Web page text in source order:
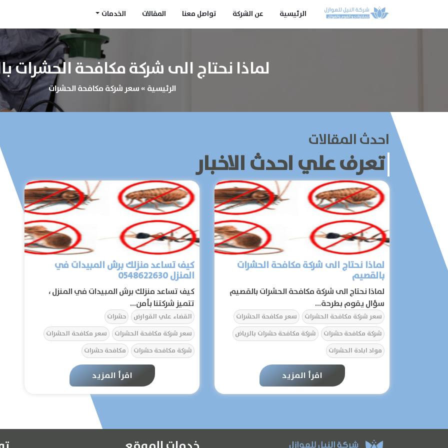
الرئيسية عن الشركة تواصل معنا المقالات الخدمات
لماذا نحتاج الى شركة مكافحة الحشرات
الرئيسية»سعر شركة مكافحة الحشرات
احدث المقالات
تعرف علي احدث الاخبار
لماذا نحتاج الى شركة مكافحة الحشرات
بالقصيم
لماذا نحتاج الى شركة مكافحة الحشرات بالقصيم
سؤال يقوم بطرحة...
سعر شركة مكافحة الحشرات
سعر مكافحة الحشرات
شركة مكافحة حشرات
شركة مكافحة حشرات بالرياض
مواد ابادة الحشرات
اقرأ المزيد
كيف تساعد منزلك برش المبيدات في
المنزل 0548622630
كيف تساعد منزلك برش المبيدات في المنزل ،
تتميز شركتنا بأمن...
القضاء علي القوارض
حشرات
سعر شركة مكافحة الحشرات
سعر مكافحة الحشرات
شركة مكافحة حشرات
مكافحة حشرات
مواد ابادة الحشرات
اقرأ المزيد
عن الشركة
تواصل معنا
المقالات
الخدمات